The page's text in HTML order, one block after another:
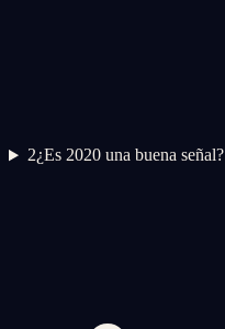
2¿Es 2020 una buena señal?